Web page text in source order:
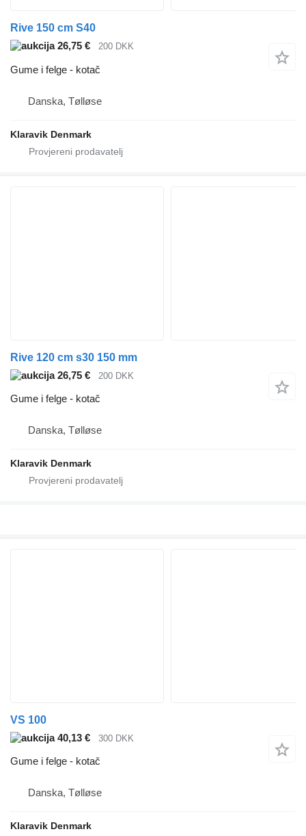
Rive 150 cm S40
26,75 €
200 DKK
Gume i felge - kotač
Danska, Tølløse
Klaravik Denmark
Rive 120 cm s30 150 mm
26,75 €
200 DKK
Gume i felge - kotač
Danska, Tølløse
Klaravik Denmark
VS 100
40,13 €
300 DKK
Gume i felge - kotač
Danska, Tølløse
Klaravik Denmark